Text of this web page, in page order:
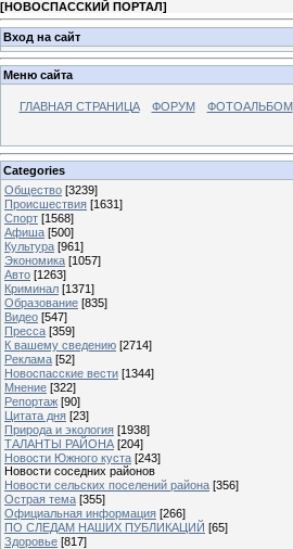
[НОВОСПАССКИЙ ПОРТАЛ]
Вход на сайт
Меню сайта
ГЛАВНАЯ СТРАНИЦА ФОРУМ ФОТОАЛЬБОМ
Categories
Общество [3239]
Происшествия [1631]
Спорт [1568]
Афиша [500]
Культура [961]
Экономика [1057]
Авто [1263]
Криминал [1371]
Образование [835]
Видео [547]
Пресса [359]
К вашему сведению [2714]
Реклама [52]
Новоспасские вести [1344]
Мнение [322]
Репортаж [90]
Цитата дня [23]
Природа и экология [1938]
ТАЛАНТЫ РАЙОНА [204]
Новости Южного куста [243]
Новости соседних районов
Новости сельских поселений района [356]
Острая тема [355]
Официальная информация [266]
ПО СЛЕДАМ НАШИХ ПУБЛИКАЦИЙ [65]
Здоровье [817]